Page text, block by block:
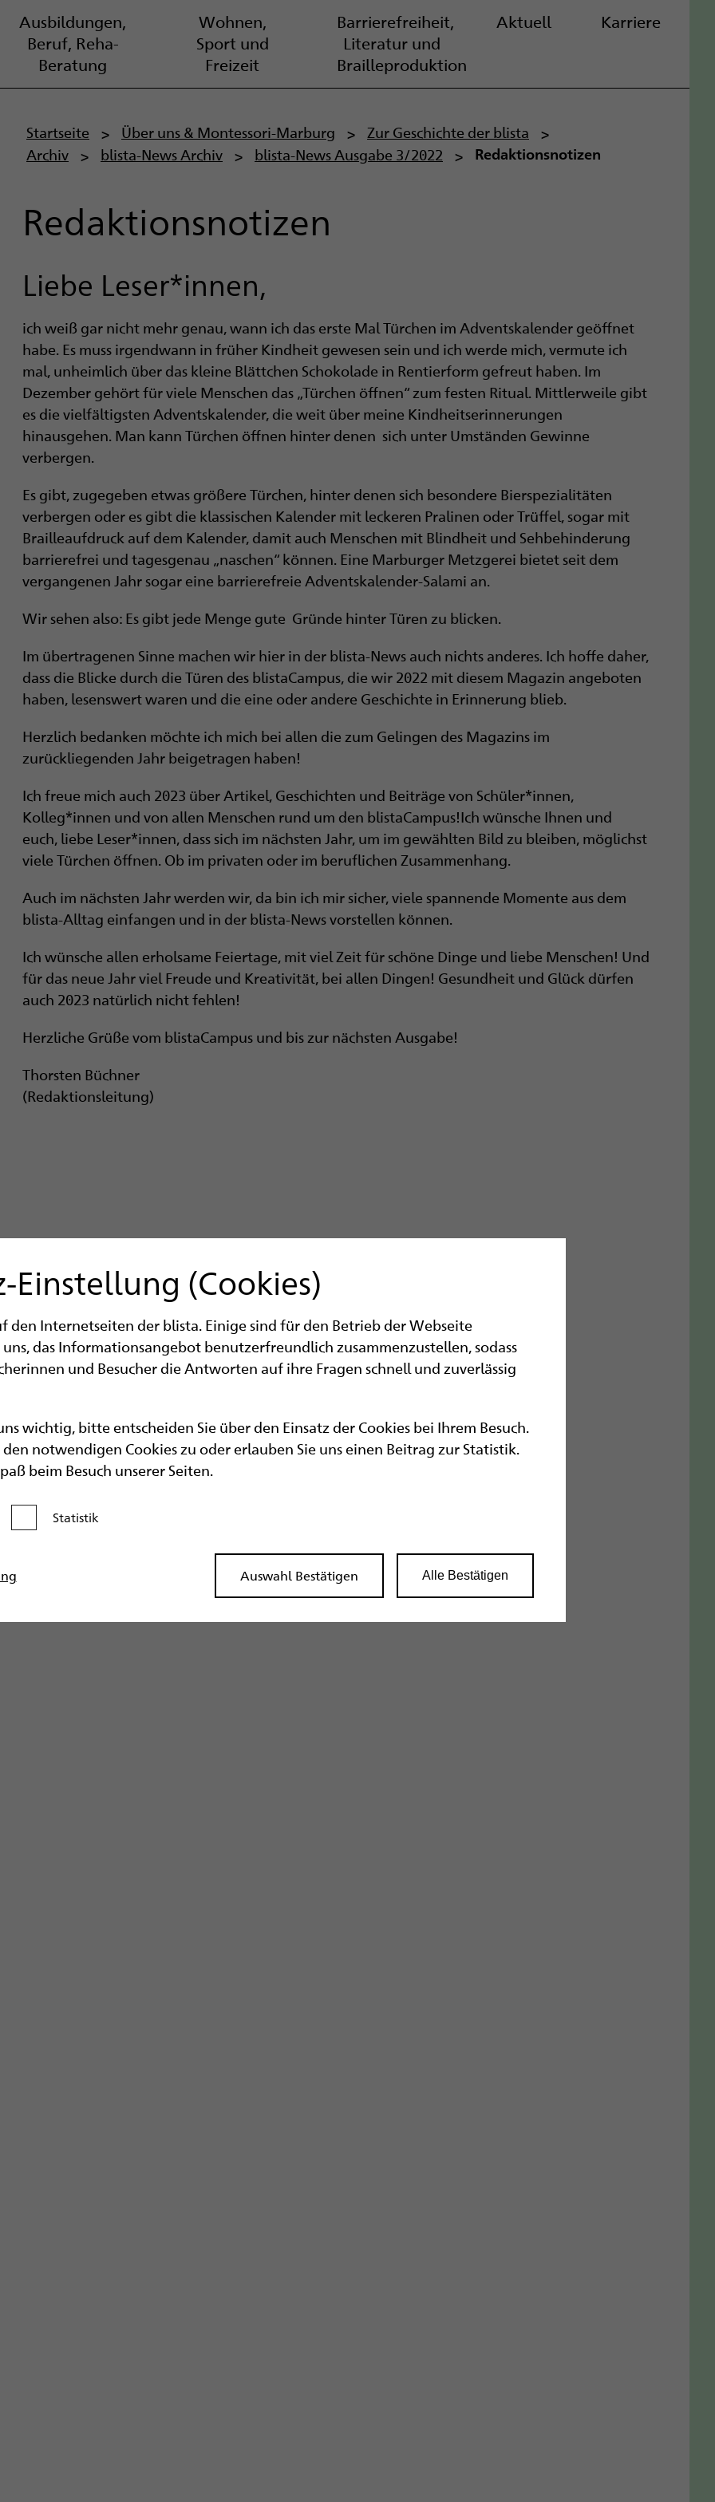
Ausbildungen,
Beruf, Reha-
Beratung
Wohnen,
Sport und
Freizeit
Barrierefreiheit,
Literatur und
Brailleproduktion
Aktuell Karriere
P
f
a
d
n
a
v
i
g
a
t
i
o
n
Startseite Über uns & Montessori-Marburg
Zur Geschichte der blista
Archiv
blista-News Archiv blista-News Ausgabe 3/2022 Redaktionsnotizen
Redaktionsnotizen
Liebe Leser*innen,
ich weiß gar nicht mehr genau, wann ich das erste Mal Türchen im Adventskalender geöffnet
habe. Es muss irgendwann in früher Kindheit gewesen sein und ich werde mich, vermute ich
mal, unheimlich über das kleine Blättchen Schokolade in Rentierform gefreut haben. Im
Dezember gehört für viele Menschen das „Türchen öffnen“ zum festen Ritual. Mittlerweile gibt
es die vielfältigsten Adventskalender, die weit über meine Kindheitserinnerungen
hinausgehen. Man kann Türchen öffnen hinter denen sich unter Umständen Gewinne
verbergen.
Es gibt, zugegeben etwas größere Türchen, hinter denen sich besondere Bierspezialitäten
verbergen oder es gibt die klassischen Kalender mit leckeren Pralinen oder Trüffel, sogar mit
Brailleaufdruck auf dem Kalender, damit auch Menschen mit Blindheit und Sehbehinderung
barrierefrei und tagesgenau „naschen“ können. Eine Marburger Metzgerei bietet seit dem
vergangenen Jahr sogar eine barrierefreie Adventskalender-Salami an.
Wir sehen also: Es gibt jede Menge gute Gründe hinter Türen zu blicken.
Im übertragenen Sinne machen wir hier in der blista-News auch nichts anderes. Ich hoffe daher,
dass die Blicke durch die Türen des blistaCampus, die wir 2022 mit diesem Magazin angeboten
haben, lesenswert waren und die eine oder andere Geschichte in Erinnerung blieb.
Herzlich bedanken möchte ich mich bei allen die zum Gelingen des Magazins im
zurückliegenden Jahr beigetragen haben!
Ich freue mich auch 2023 über Artikel, Geschichten und Beiträge von Schüler*innen,
Kolleg*innen und von allen Menschen rund um den blistaCampus!Ich wünsche Ihnen und
euch, liebe Leser*innen, dass sich im nächsten Jahr, um im gewählten Bild zu bleiben, möglichst
viele Türchen öffnen. Ob im privaten oder im beruflichen Zusammenhang.
Auch im nächsten Jahr werden wir, da bin ich mir sicher, viele spannende Momente aus dem
blista-Alltag einfangen und in der blista-News vorstellen können.
Ich wünsche allen erholsame Feiertage, mit viel Zeit für schöne Dinge und liebe Menschen! Und
für das neue Jahr viel Freude und Kreativität, bei allen Dingen! Gesundheit und Glück dürfen
auch 2023 natürlich nicht fehlen!
Herzliche Grüße vom blistaCampus und bis zur nächsten Ausgabe!
Thorsten Büchner
(Redaktionsleitung)
Einstellung (Cookies)
den Internetseiten der blista. Einige sind für den Betrieb der Webseite
das Informationsangebot benutzerfreundlich zusammenzustellen, sodass
und Besucher die Antworten auf ihre Fragen schnell und zuverlässig
wichtig, bitte entscheiden Sie über den Einsatz der Cookies bei Ihrem Besuch.
notwendigen Cookies zu oder erlauben Sie uns einen Beitrag zur Statistik.
beim Besuch unserer Seiten.
Statistik
Auswahl Bestätigen Alle Bestätigen